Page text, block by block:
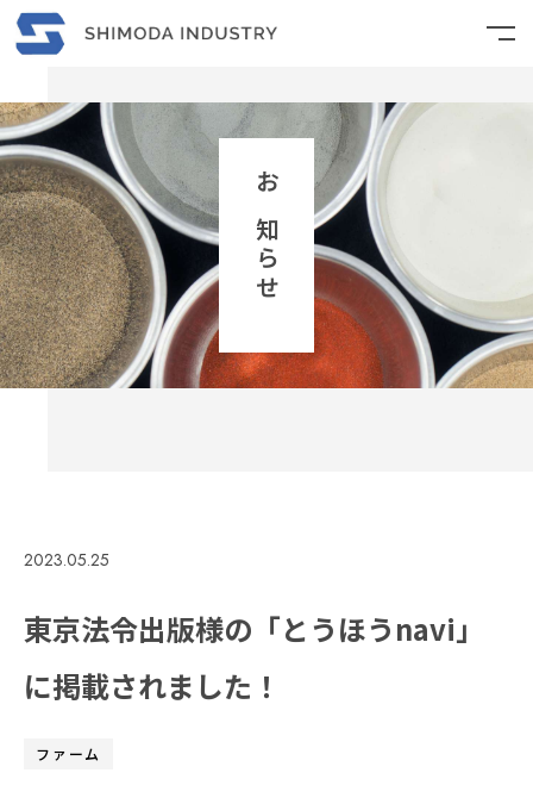
TOP
お知らせ
企業文化
鋳材部
環境部
お問い合わせ
お知らせ
2023.05.25
東京法令出版様の「とうほうnavi」
に掲載されました！
ファーム